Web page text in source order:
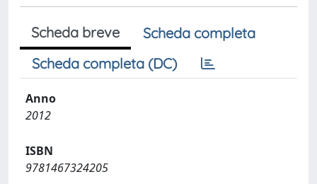
Scheda breve
Scheda completa
Scheda completa (DC)
Anno
2012
ISBN
9781467324205